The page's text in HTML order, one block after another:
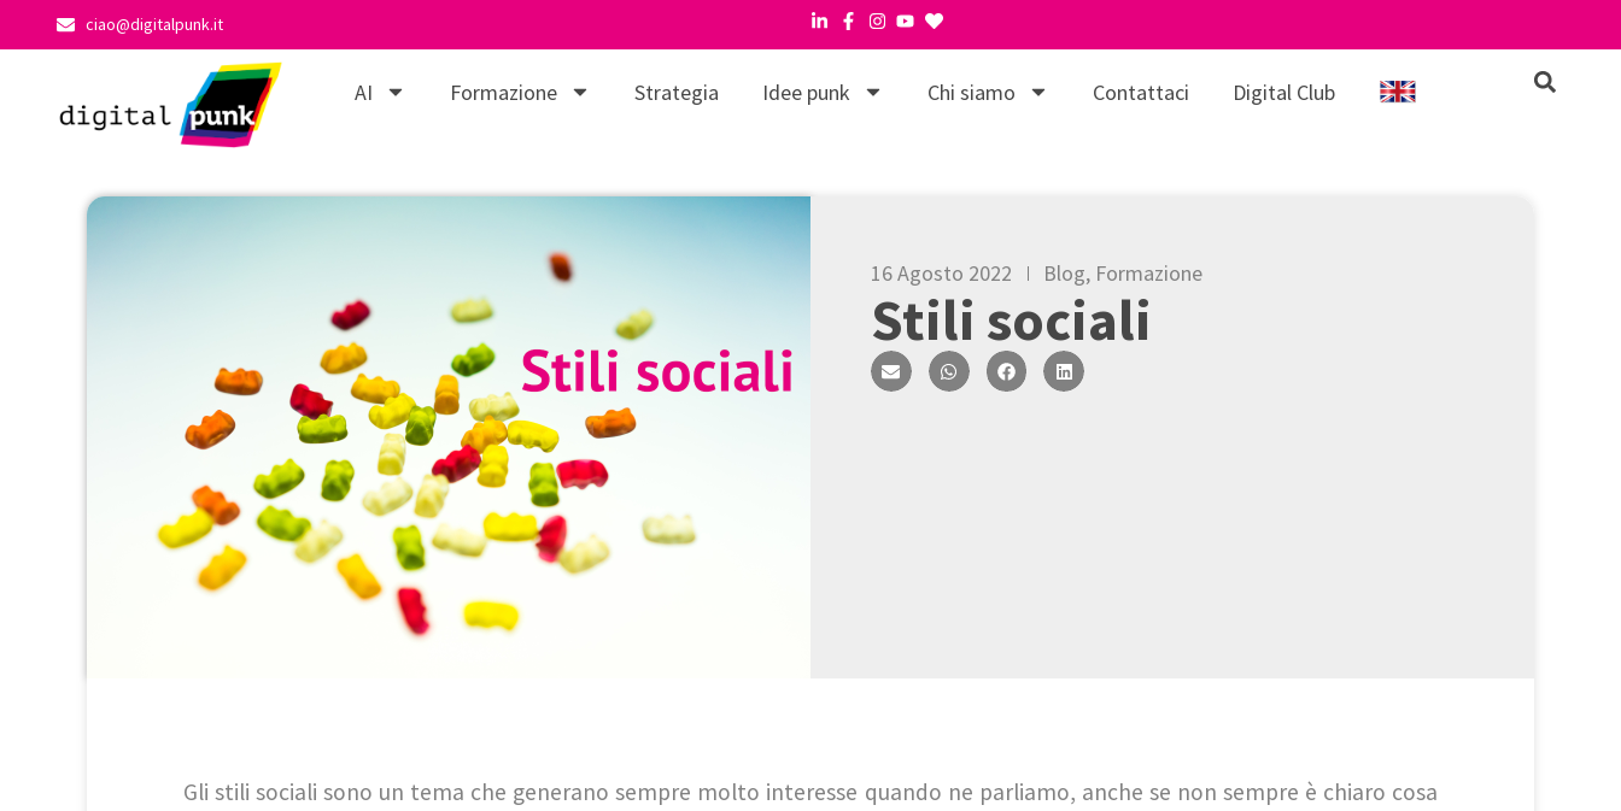
ciao@digitalpunk.it
AI Formazione Strategia Idee punk Chi siamo Contattaci Digital Club
16 Agosto 2022 Blog, Formazione
Stili sociali
Gli stili sociali sono un tema che generano sempre molto interesse quando ne parliamo, anche se non sempre è chiaro cosa